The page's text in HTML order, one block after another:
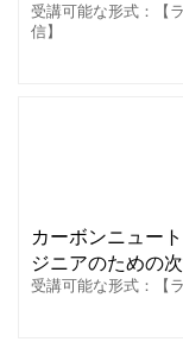
受講可能な形式：【
信】
カーボンニュー
ジニアのための
受講可能な形式：【